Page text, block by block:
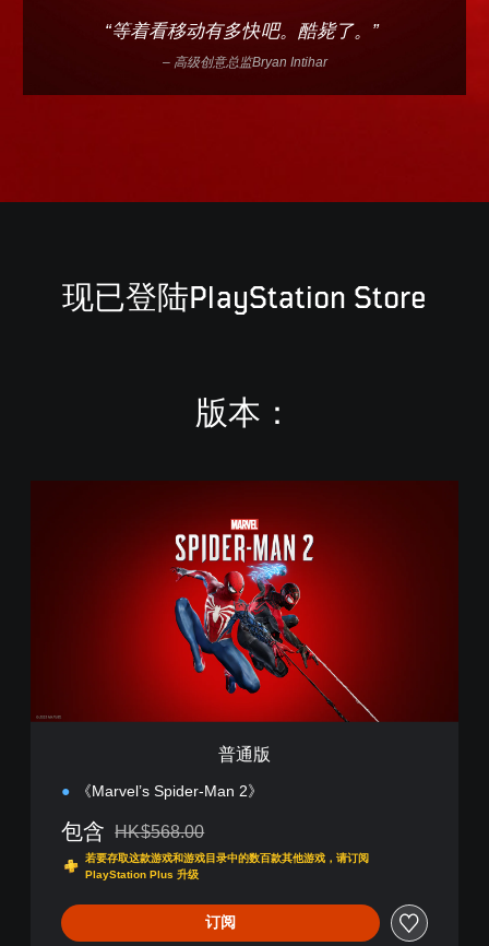
“等着看移动有多快吧。酷毙了。”
– 高级创意总监Bryan Intihar
现已登陆PlayStation Store
版本：
普通版
《Marvel’s Spider-Man 2》
包含 从原价HK$568.00折扣优惠
HK$568.00
若要存取这款游戏和游戏目录中的数百款其他游戏，请订阅
PlayStation Plus 升级
订阅